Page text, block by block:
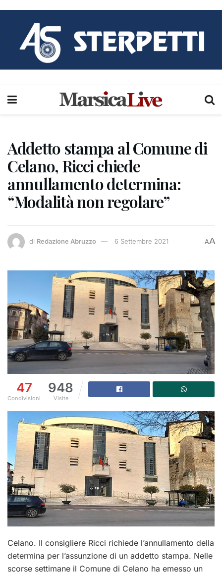
Addetto stampa al Comune di
Celano, Ricci chiede
annullamento determina:
“Modalità non regolare”
di Redazione Abruzzo 6 Settembre 2021 AA
47
Condivisioni
948
Visite
Celano. Il consigliere Ricci richiede l’annullamento della
determina per l’assunzione di un addetto stampa. Nelle
scorse settimane il Comune di Celano ha emesso un